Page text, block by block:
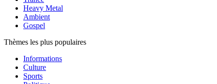
Heavy Metal
Ambient
Gospel
Thèmes les plus populaires
Informations
Culture
Sports